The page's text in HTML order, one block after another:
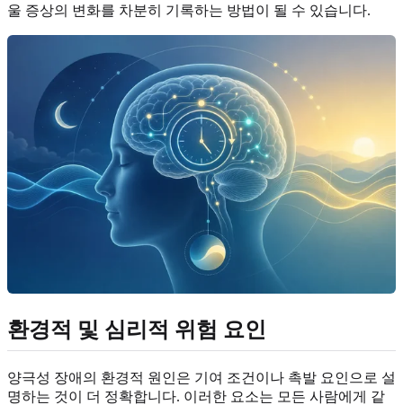
울 증상의 변화를 차분히 기록하는 방법이 될 수 있습니다.
환경적 및 심리적 위험 요인
양극성 장애의 환경적 원인은 기여 조건이나 촉발 요인으로 설
명하는 것이 더 정확합니다. 이러한 요소는 모든 사람에게 같